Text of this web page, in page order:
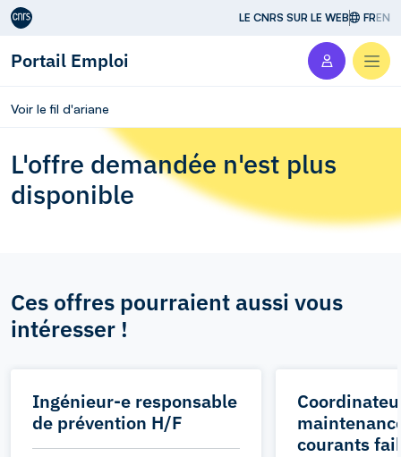
Aller au contenu LE CNRS SUR LE WEB FREN
Portail Emploi
Voir le fil d'ariane
L'offre demandée n'est plus
disponible
Ces offres pourraient aussi vous
intéresser !
Ingénieur-e responsable
de prévention H/F
courants